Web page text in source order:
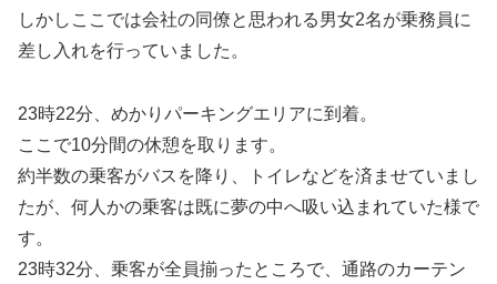
しかしここでは会社の同僚と思われる男女2名が乗務員に
差し入れを行っていました。
23時22分、めかりパーキングエリアに到着。
ここで10分間の休憩を取ります。
約半数の乗客がバスを降り、トイレなどを済ませていまし
たが、何人かの乗客は既に夢の中へ吸い込まれていた様で
す。
23時32分、乗客が全員揃ったところで、通路のカーテン